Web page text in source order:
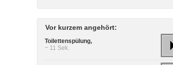
Vor kurzem angehört:
Toilettenspülung,
~ 11 Sek.